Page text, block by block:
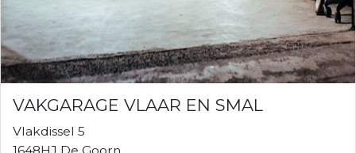
VAKGARAGE VLAAR EN SMAL
Vlakdissel 5
1648HJ De Goorn